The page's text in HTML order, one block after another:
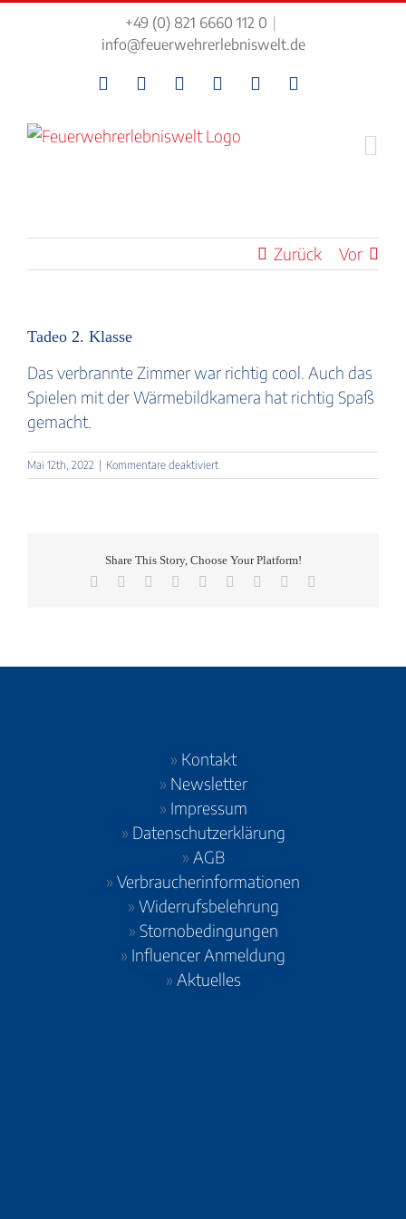
+49 (0) 821 6660 112 0 |
info@feuerwehrerlebniswelt.de
FacebookInstagram
Tiktok LinkedInKontakt
Zurück Vor
Tadeo 2. Klasse
Das verbrannte Zimmer war richtig cool. Auch das
Spielen mit der Wärmebildkamera hat richtig Spaß
gemacht.
Mai 12th, 2022 | Kommentare deaktiviertfür
Tadeo
Share This Story, Choose Your Platform!
Facebook Reddit LinkedInWhatsApp
TumblrPinterest
» Kontakt
» Newsletter
» Impressum
» Datenschutzerklärung
» AGB
» Verbraucherinformationen
» Widerrufsbelehrung
» Stornobedingungen
» Influencer Anmeldung
» Aktuelles